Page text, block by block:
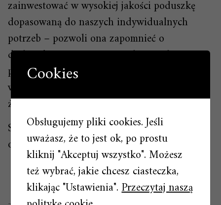
zainwestować w wysokiej jakości poduszkę
dopasowaną do naszych indywidualnych
potrzeb – pozwoli ona zapomnieć o
dyskomforcie, nieprzespanych nocach,
porannych bólach i pomoże budzić się
wypoczętym, zrelaksowanym i z energią do
życia!
Szukasz sprawdzonej poduszki? Wybierz
ofertę sklepuBellastoria
Cookies
Obsługujemy pliki cookies. Jeśli
uważasz, że to jest ok, po prostu
kliknij "Akceptuj wszystko". Możesz
też wybrać, jakie chcesz ciasteczka,
klikając "Ustawienia".Przeczytaj naszą